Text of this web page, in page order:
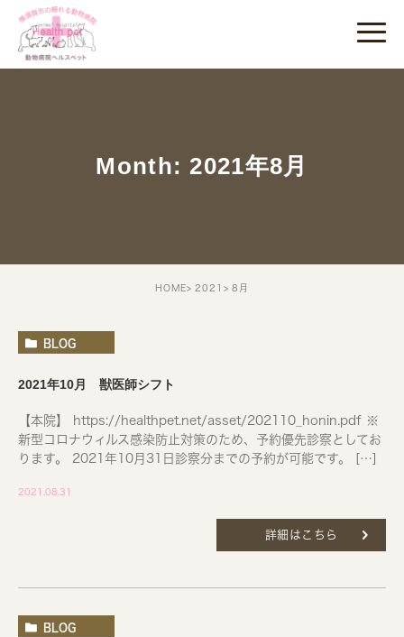
Month: 2021年8月
HOME 2021 8月
BLOG
2021年10月 獣医師シフト
【本院】 https://healthpet.net/asset/202110_honin.pdf ※
新型コロナウィルス感染防止対策のため、予約優先診察としてお
ります。 2021年10月31日診察分までの予約が可能です。 […]
2021.08.31
詳細はこちら
BLOG